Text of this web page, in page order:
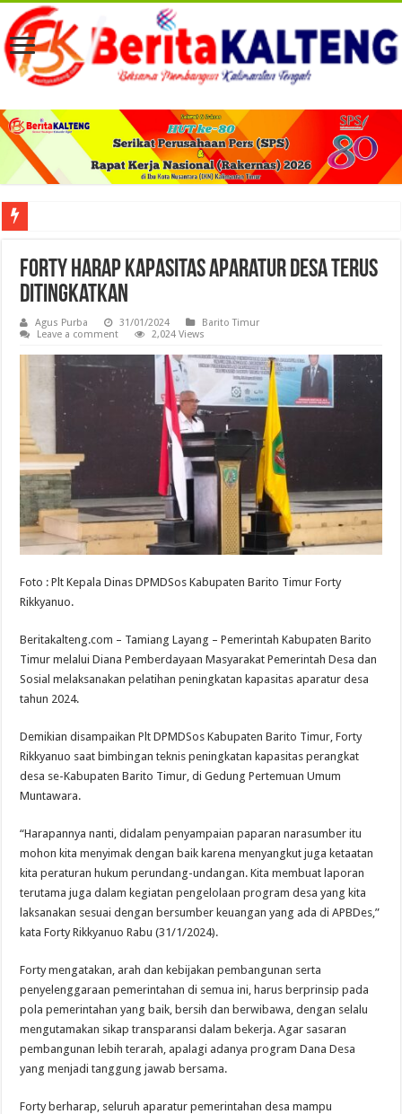
Forty Harap Kapasitas Aparatur Desa Terus
Ditingkatkan
Agus Purba 31/01/2024
Barito Timur
Leave a comment
2,024 Views
Foto : Plt Kepala Dinas DPMDSos Kabupaten Barito Timur Forty
Rikkyanuo.
Beritakalteng.com – Tamiang Layang – Pemerintah Kabupaten Barito
Timur melalui Diana Pemberdayaan Masyarakat Pemerintah Desa dan
Sosial melaksanakan pelatihan peningkatan kapasitas aparatur desa
tahun 2024.
Demikian disampaikan Plt DPMDSos Kabupaten Barito Timur, Forty
Rikkyanuo saat bimbingan teknis peningkatan kapasitas perangkat
desa se-Kabupaten Barito Timur, di Gedung Pertemuan Umum
Muntawara.
“Harapannya nanti, didalam penyampaian paparan narasumber itu
mohon kita menyimak dengan baik karena menyangkut juga ketaatan
kita peraturan hukum perundang-undangan. Kita membuat laporan
terutama juga dalam kegiatan pengelolaan program desa yang kita
laksanakan sesuai dengan bersumber keuangan yang ada di APBDes,”
kata Forty Rikkyanuo Rabu (31/1/2024).
Forty mengatakan, arah dan kebijakan pembangunan serta
penyelenggaraan pemerintahan di semua ini, harus berprinsip pada
pola pemerintahan yang baik, bersih dan berwibawa, dengan selalu
mengutamakan sikap transparansi dalam bekerja. Agar sasaran
pembangunan lebih terarah, apalagi adanya program Dana Desa
yang menjadi tanggung jawab bersama.
Forty berharap, seluruh aparatur pemerintahan desa mampu